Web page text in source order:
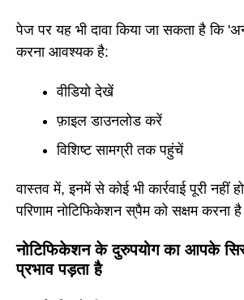
पेज पर यह भी दावा किया जा सकता है कि
करना आवश्यक है:
वीडियो देखें
फ़ाइल डाउनलोड करें
विशिष्ट सामग्री तक पहुंचें
वास्तव में, इनमें से कोई भी कार्रवाई पूरी नहीं
परिणाम नोटिफिकेशन स्पैम को सक्षम करना
नोटिफिकेशन के दुरुपयोग का आपके
प्रभाव पड़ता है